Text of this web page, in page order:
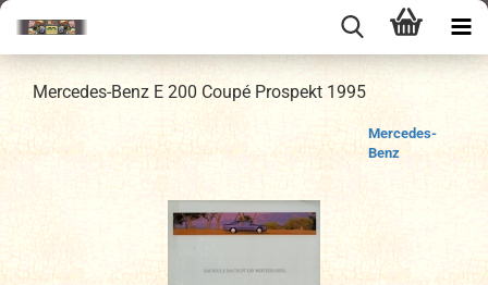
Mercedes-Benz E 200 Coupé Prospekt 1995
Mercedes-
Benz